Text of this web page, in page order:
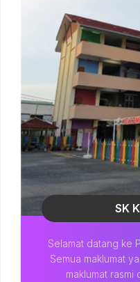
SK
Selamat datang ke
Semua maklumat
maklumat rasmi